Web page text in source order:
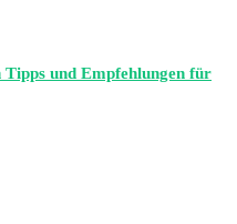
und Empfehlungen für